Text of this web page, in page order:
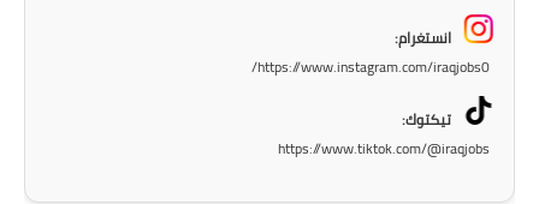
انستغرام:
https://www.instagram.com/iraqjobs0/
تيكتوك:
https://www.tiktok.com/@iraqjobs